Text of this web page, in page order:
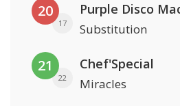
20
17
Purple Disco
Substitution
21
22
Chef'Special
Miracles